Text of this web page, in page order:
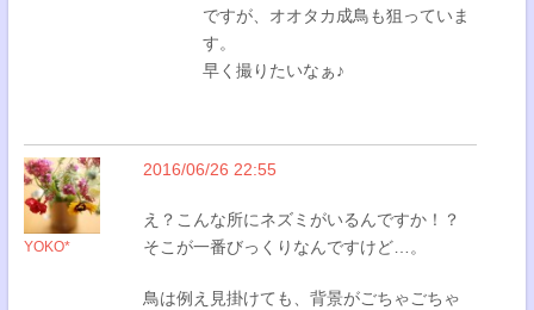
ですが、オオタカ成鳥も狙っていま
す。
早く撮りたいなぁ♪
YOKO*
2016/06/26 22:55
え？こんな所にネズミがいるんですか！？
そこが一番びっくりなんですけど…。
鳥は例え見掛けても、背景がごちゃごちゃ